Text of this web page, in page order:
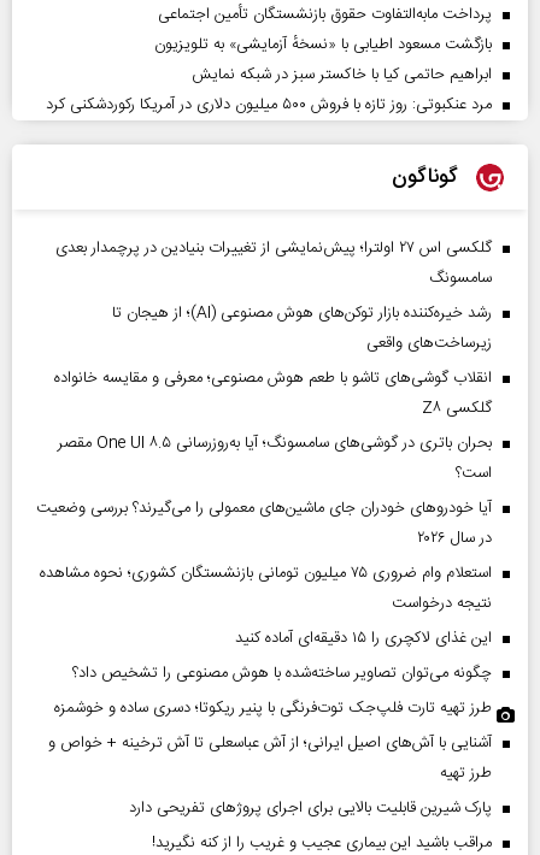
پرداخت مابه‌التفاوت حقوق بازنشستگان تأمین اجتماعی
بازگشت مسعود اطیابی با «نسخهٔ آزمایشی» به تلویزیون
ابراهیم حاتمی کیا با خاکستر سبز در شبکه نمایش
مرد عنکبوتی: روز تازه با فروش ۵۰۰ میلیون دلاری در آمریکا رکوردشکنی کرد
گوناگون
گلکسی اس ۲۷ اولترا؛ پیش‌نمایشی از تغییرات بنیادین در پرچمدار بعدی
سامسونگ
رشد خیره‌کننده بازار توکن‌های هوش مصنوعی (AI)؛ از هیجان تا
زیرساخت‌های واقعی
انقلاب گوشی‌های تاشو‌ با طعم هوش مصنوعی؛ معرفی و مقایسه خانواده
گلکسی Z۸
بحران باتری در گوشی‌های سامسونگ؛ آیا به‌روزرسانی One UI ۸.۵ مقصر
است؟
آیا خودروهای خودران جای ماشین‌های معمولی را می‌گیرند؟ بررسی وضعیت
در سال ۲۰۲۶
استعلام وام ضروری ۷۵ میلیون تومانی بازنشستگان کشوری؛ نحوه مشاهده
نتیجه درخواست
این غذای لاکچری را ۱۵ دقیقه‌ای آماده کنید
چگونه می‌توان تصاویر ساخته‌شده با هوش مصنوعی را تشخیص داد؟
طرز تهیه تارت فلپ‌جک توت‌فرنگی با پنیر ریکوتا؛ دسری ساده و خوشمزه
آشنایی با آش‌های اصیل ایرانی؛ از آش عباسعلی تا آش ترخینه + خواص و
طرز تهیه
پارک شیرین قابلیت‌ بالایی برای اجرای پروژهای تفریحی دارد
مراقب باشید این بیماری عجیب و غریب را از کنه نگیرید!